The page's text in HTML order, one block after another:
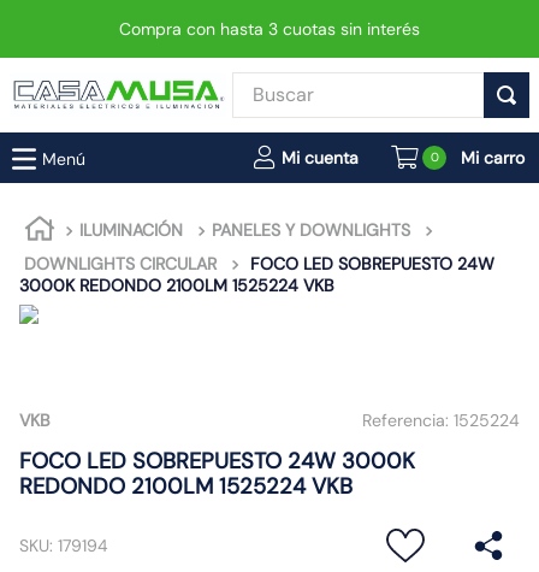
Compra con hasta 3 cuotas sin interés
Buscar
0
ILUMINACIÓN
PANELES Y DOWNLIGHTS
DOWNLIGHTS CIRCULAR
FOCO LED SOBREPUESTO 24W
3000K REDONDO 2100LM 1525224 VKB
VKB Referencia: 1525224
FOCO LED SOBREPUESTO 24W 3000K
REDONDO 2100LM 1525224 VKB
SKU: 179194
TÉRMINOS MÁS BUSCADOS
1.
enchufe
2.
interruptor
3.
luminaria vial led neo
ampolleta
8.
matixgo